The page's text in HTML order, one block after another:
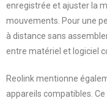
enregistrée et ajuster la
mouvements. Pour une
à distance sans
entre matériel et logiciel
Reolink mentionne
appareils compatibles.